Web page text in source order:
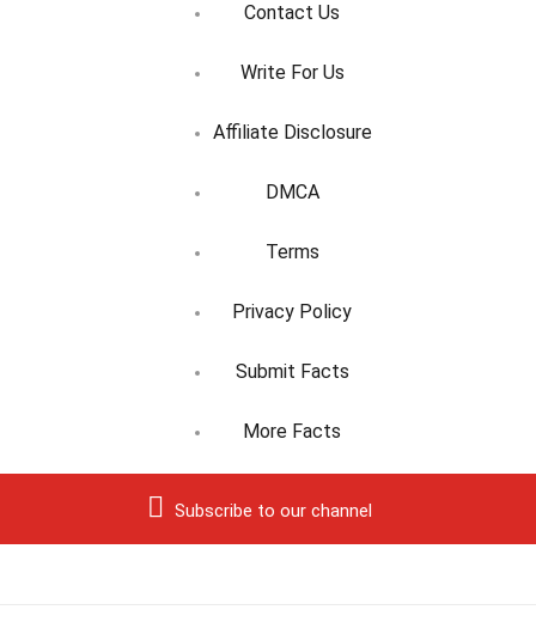
Contact Us
Write For Us
Affiliate Disclosure
DMCA
Terms
Privacy Policy
Submit Facts
More Facts
Subscribe to our channel